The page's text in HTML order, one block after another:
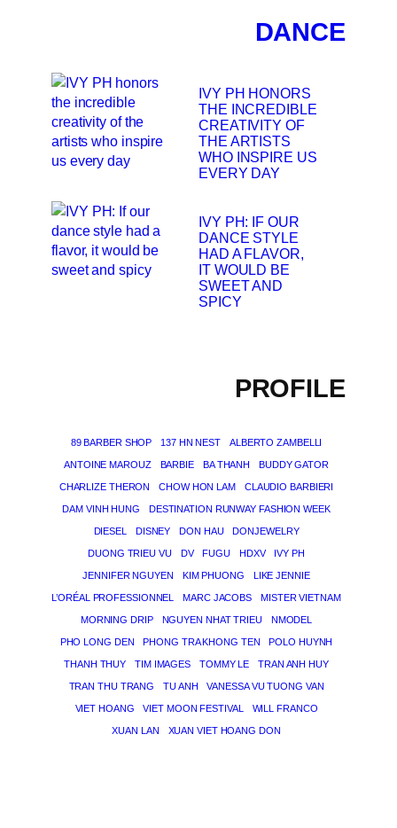
DANCE
IVY PH HONORS
THE INCREDIBLE
CREATIVITY OF
THE ARTISTS
WHO INSPIRE US
EVERY DAY
IVY PH: IF OUR
DANCE STYLE
HAD A FLAVOR,
IT WOULD BE
SWEET AND
SPICY
PROFILE
89 BARBER SHOP 137 HN NEST ALBERTO ZAMBELLI
ANTOINE MAROUZ BARBIE BA THANH BUDDY GATOR
CHARLIZE THERON CHOW HON LAM CLAUDIO BARBIERI
DAM VINH HUNG DESTINATION RUNWAY FASHION WEEK
DIESEL DISNEY DON HAU DONJEWELRY
DUONG TRIEU VU DV FUGU HDXV IVY PH
JENNIFER NGUYEN KIM PHUONG LIKE JENNIE
L’ORÉAL PROFESSIONNEL MARC JACOBS MISTER VIETNAM
MORNING DRIP NGUYEN NHAT TRIEU NMODEL
PHO LONG DEN PHONG TRA KHONG TEN POLO HUYNH
THANH THUY TIM IMAGES TOMMY LE TRAN ANH HUY
TRAN THU TRANG TU ANH VANESSA VU TUONG VAN
VIET HOANG VIET MOON FESTIVAL WILL FRANCO
XUAN LAN XUAN VIET HOANG DON